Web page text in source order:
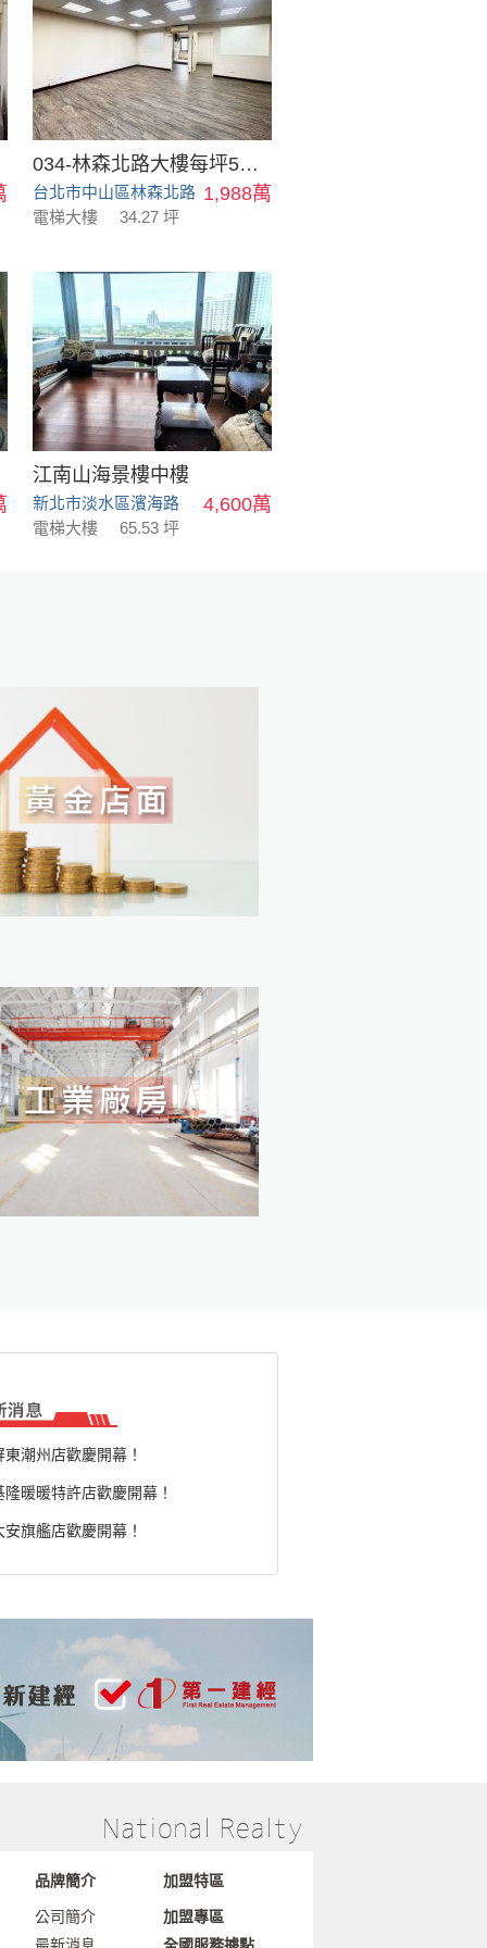
034-林森北路大樓每坪58萬
台北市中山區林森北路 1,988萬
電梯大樓 34.27 坪
江南山海景樓中樓
新北市淡水區濱海路 4,600萬
電梯大樓 65.53 坪
東潮州店歡慶開幕！
隆暖暖特許店歡慶開幕！
安旗艦店歡慶開幕！
品牌簡介
公司簡介
加盟特區
加盟專區